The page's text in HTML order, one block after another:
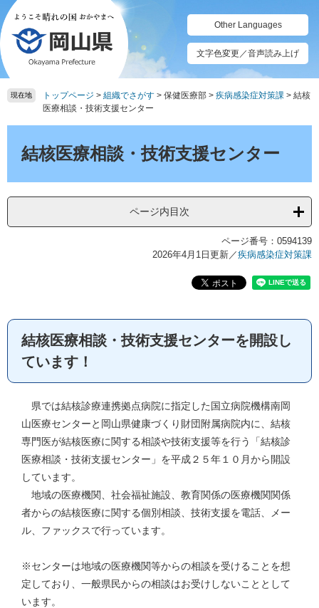
ペ
ー
ジ
の
先
頭
メ
ニ
ュ
ー
を
飛
て
Other Languages
文字色変更／音声読み上げ
現在地 トップページ > 組織でさがす > 保健医療部 > 疾病感染症対策課 > 結核
医療相談・技術支援センター
結核医療相談・技術支援センター
ページ内目次
ページ番号：0594139
2026年4月1日更新／疾病感染症対策課
結核医療相談・技術支援センターを開設し
ています！
県では結核診療連携拠点病院に指定した国立病院機構南岡
山医療センターと岡山県健康づくり財団附属病院内に、結核
専門医が結核医療に関する相談や技術支援等を行う「結核診
医療相談・技術支援センター」を平成２５年１０月から開設
しています。
地域の医療機関、社会福祉施設、教育関係の医療機関関係
者からの結核医療に関する個別相談、技術支援を電話、メー
ル、ファックスで行っています。
※センターは地域の医療機関等からの相談を受けることを想
定しており、一般県民からの相談はお受けしないこととして
います。